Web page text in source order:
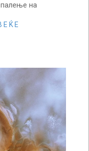
палење на